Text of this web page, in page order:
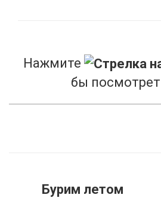
Шарбаш
Шланлыкулево
Нажмите
бы
Бурим летом